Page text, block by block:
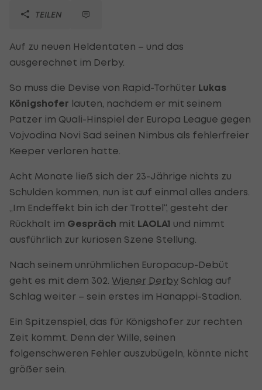
TEILEN
Auf zu neuen Heldentaten – und das
ausgerechnet im Derby.
So muss die Devise von Rapid-Torhüter Lukas
Königshofer lauten, nachdem er mit seinem
Patzer im Quali-Hinspiel der Europa League gegen
Vojvodina Novi Sad seinen Nimbus als fehlerfreier
Keeper verloren hatte.
Acht Monate ließ sich der 23-Jährige nichts zu
Schulden kommen, nun ist auf einmal alles anders.
„Im Endeffekt bin ich der Trottel“, gesteht der
Rückhalt im Gespräch mit LAOLA1 und nimmt
ausführlich zur kuriosen Szene Stellung.
Nach seinem unrühmlichen Europacup-Debüt
geht es mit dem 302. Wiener Derby Schlag auf
Schlag weiter – sein erstes im Hanappi-Stadion.
Ein Spitzenspiel, das für Königshofer zur rechten
Zeit kommt. Denn der Wille, seinen
folgenschweren Fehler auszubügeln, könnte nicht
größer sein.